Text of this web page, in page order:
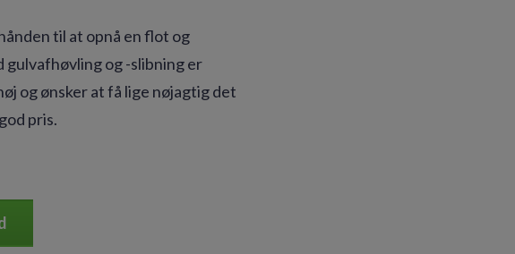
til at opnå en flot og
gulvafhøvling og -slibning er
og ønsker at få lige nøjagtig det
pris.